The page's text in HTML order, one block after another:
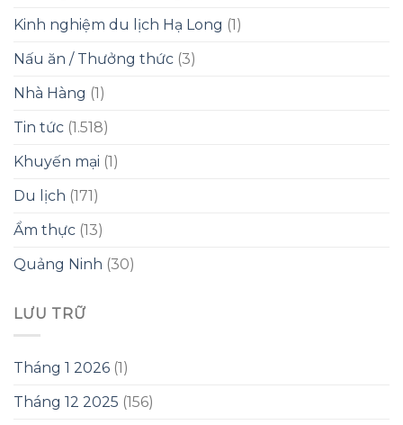
Kinh nghiệm du lịch Hạ Long (1)
Nấu ăn / Thưởng thức (3)
Nhà Hàng (1)
Tin tức (1.518)
Khuyến mại (1)
Du lịch (171)
Ẩm thực (13)
Quảng Ninh (30)
LƯU TRỮ
Tháng 1 2026 (1)
Tháng 12 2025 (156)